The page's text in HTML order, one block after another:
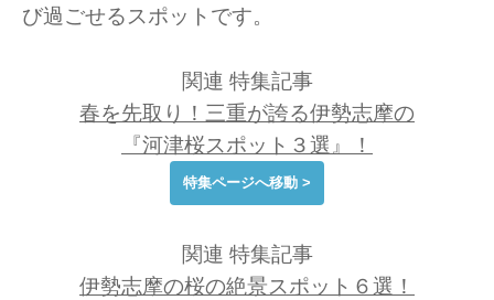
び過ごせるスポットです。
関連 特集記事
春を先取り！三重が誇る伊勢志摩の
『河津桜スポット３選』！
特集ページへ移動 >
関連 特集記事
伊勢志摩の桜の絶景スポット６選！